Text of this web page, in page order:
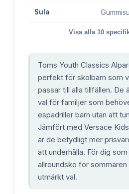
Sula
Visa alla 10
Toms Youth Classics
perfekt för skolbarn som
passar till alla tillfällen. De
val för familjer som
espadriller barn utan att
Jämfört med Versace
är de betydligt mer
att underhålla. För dig
allroundsko för
utmärkt val.